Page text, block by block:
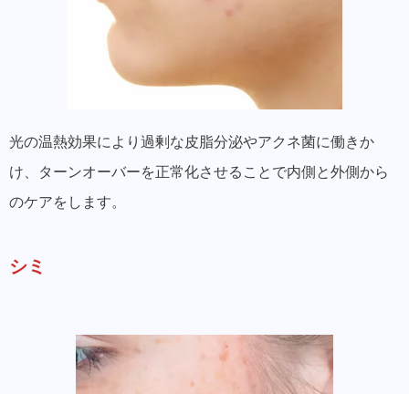
光の温熱効果により過剰な皮脂分泌やアクネ菌に働きか
け、ターンオーバーを正常化させることで内側と外側から
のケアをします。
シミ